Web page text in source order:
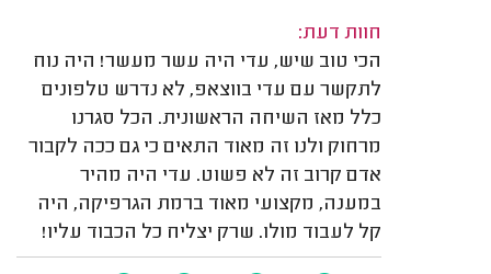
חוות דעת:
הכי טוב שיש, עדי היה עשר מעשר! היה נוח
לתקשר עם עדי בווצאפ, לא נדרש טלפונים
כלל מאז השיחה הראשונית. הכל סגרנו
מרחוק ולנו זה מאוד התאים כי גם ככה לקבור
אדם קרוב זה לא פשוט. עדי היה מהיר
במענה, מקצועי מאוד ברמת הגרפיקה, היה
קל לעבוד מולו. שרק יצליח כל הכבוד עליו!